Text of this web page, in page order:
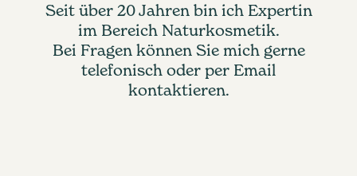
Seit über 20 Jahren bin ich Expertin
im Bereich Naturkosmetik.
Bei Fragen können Sie mich gerne
telefonisch oder per Email
kontaktieren.